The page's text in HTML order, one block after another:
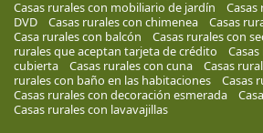
Casas rurales con mobiliario de jardín
DVD
Casas rurales con chimenea
Casas
Casa rurales con balcón
Casas rurales con
rurales que aceptan tarjeta de crédito
cubierta
Casas rurales con cuna Casas
rurales con baño en las habitaciones
Casas
Casas rurales con decoración esmerada
Casas rurales con lavavajillas